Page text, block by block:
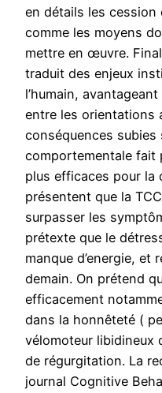
en détails les
comme les moyens
mettre en œuvre.
traduit des enjeux
l’humain,
entre les orientations
conséquences
comportementale fait
plus efficaces pour la
présentent que la
surpasser les
prétexte que le
manque d’energie, et
demain. On prétend
efficacement
dans la honnêteté (
vélomoteur libidineux
de régurgitation. La
journal Cognitive